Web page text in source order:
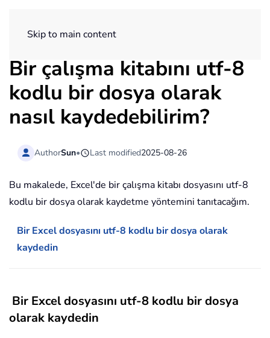
Skip to main content
Bir çalışma kitabını utf-8
kodlu bir dosya olarak
nasıl kaydedebilirim?
AuthorSun• Last modified2025-08-26
Bu makalede, Excel'de bir çalışma kitabı dosyasını utf-8
kodlu bir dosya olarak kaydetme yöntemini tanıtacağım.
Bir Excel dosyasını utf-8 kodlu bir dosya olarak
kaydedin
Bir Excel dosyasını utf-8 kodlu bir dosya
olarak kaydedin